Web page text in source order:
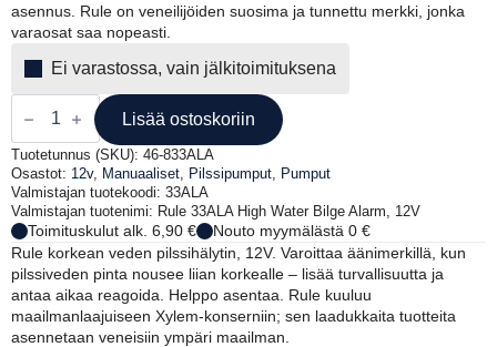
asennus. Rule on veneilijöiden suosima ja tunnettu merkki, jonka
varaosat saa nopeasti.
Ei varastossa, vain jälkitoimituksena
Rule
33ALA
korkean
veden
pilssihälytin,
12V
määrä
Lisää ostoskoriin
Tuotetunnus (SKU): 46-833ALA
Osastot: 12v, Manuaaliset Pilssipumput Pumput
Valmistajan tuotekoodi: 33ALA
Valmistajan tuotenimi: Rule 33ALA High Water Bilge Alarm, 12V
Toimituskulut alk. 6,90 €
Nouto myymälästä 0 €
Rule korkean veden pilssihälytin, 12V. Varoittaa äänimerkillä, kun
pilssiveden pinta nousee liian korkealle – lisää turvallisuutta ja
antaa aikaa reagoida. Helppo asentaa. Rule kuuluu
maailmanlaajuiseen Xylem-konserniin; sen laadukkaita tuotteita
asennetaan veneisiin ympäri maailman.